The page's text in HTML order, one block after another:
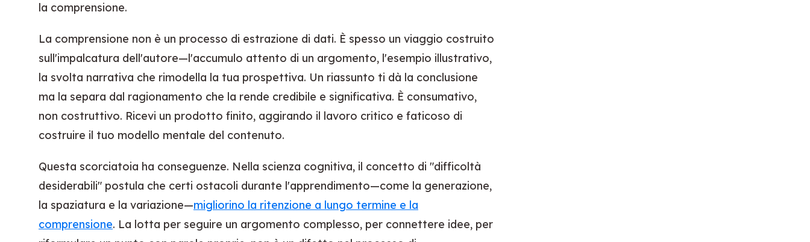
la comprensione.
La comprensione non è un processo di estrazione di dati. È spesso un viaggio costruito
sull'impalcatura dell'autore—l'accumulo attento di un argomento, l'esempio illustrativo,
la svolta narrativa che rimodella la tua prospettiva. Un riassunto ti dà la conclusione
ma la separa dal ragionamento che la rende credibile e significativa. È consumativo,
non costruttivo. Ricevi un prodotto finito, aggirando il lavoro critico e faticoso di
costruire il tuo modello mentale del contenuto.
Questa scorciatoia ha conseguenze. Nella scienza cognitiva, il concetto di "difficoltà
desiderabili" postula che certi ostacoli durante l'apprendimento—come la generazione,
la spaziatura e la variazione—migliorino la ritenzione a lungo termine e la
comprensione. La lotta per seguire un argomento complesso, per connettere idee, per